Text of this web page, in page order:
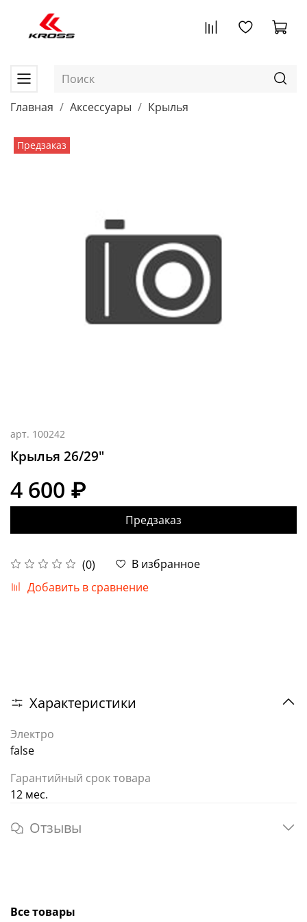
Главная Аксессуары Крылья
Предзаказ
арт. 100242
Крылья 26/29"
(0)
В избранное
Добавить в сравнение
4 600 ₽
Предзаказ
Характеристики
Электро
false
Гарантийный срок товара
12 мес.
Отзывы
Все товары